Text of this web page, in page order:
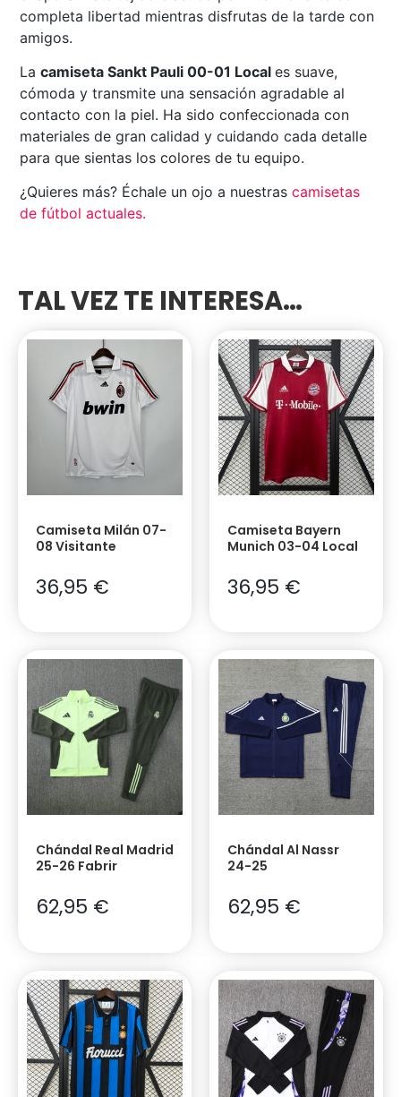
completa libertad mientras disfrutas de la tarde con
amigos.
Lacamiseta Sankt Pauli 00-01 Local es suave,
cómoda y transmite una sensación agradable al
contacto con la piel. Ha sido confeccionada con
materiales de gran calidad y cuidando cada detalle
para que sientas los colores de tu equipo.
¿Quieres más? Échale un ojo a nuestrascamisetas
de fútbol actuales.
TAL VEZ TE INTERESA…
Camiseta Milán 07-
08 Visitante
36,95 €
Camiseta Bayern
Munich 03-04 Local
36,95 €
Chándal Real Madrid
25-26 Fabrir
62,95 €
Chándal Al Nassr
24-25
62,95 €